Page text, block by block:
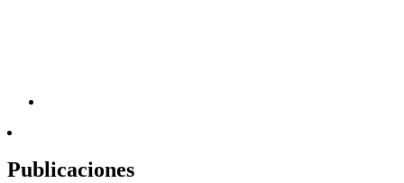
Publicaciones